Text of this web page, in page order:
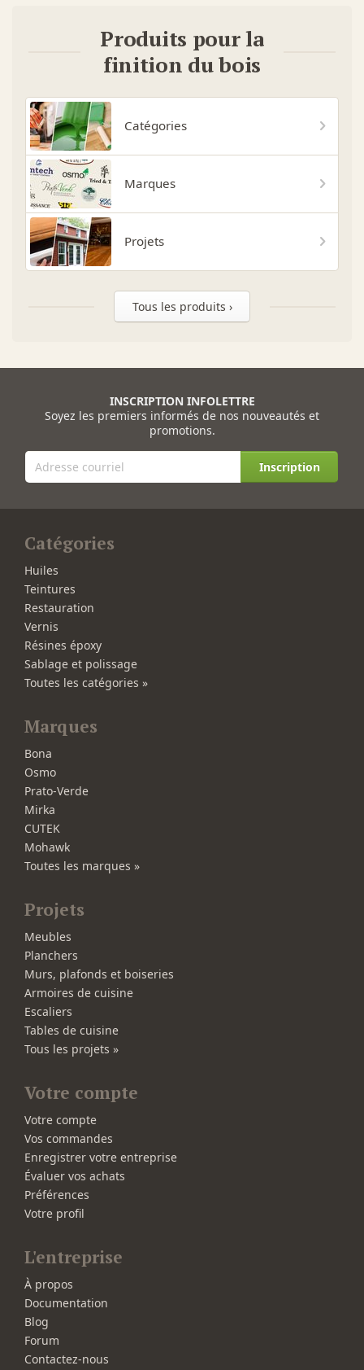
Produits pour la
finition du bois
Catégories
Marques
Projets
Tous les produits ›
INSCRIPTION INFOLETTRE
Soyez les premiers informés de nos nouveautés et
promotions.
Inscription
Catégories
Huiles
Teintures
Restauration
Vernis
Résines époxy
Sablage et polissage
Toutes les catégories »
Marques
Bona
Osmo
Prato-Verde
Mirka
CUTEK
Mohawk
Toutes les marques »
Projets
Meubles
Planchers
Murs, plafonds et boiseries
Armoires de cuisine
Escaliers
Tables de cuisine
Tous les projets »
Votre compte
Votre compte
Vos commandes
Enregistrer votre entreprise
Évaluer vos achats
Préférences
Votre profil
L'entreprise
À propos
Documentation
Blog
Forum
Contactez-nous